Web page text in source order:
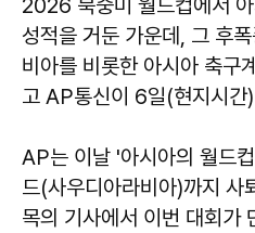
2026 북중미 월드컵에서
성적을 거둔 가운데, 그 후
비아를 비롯한 아시아 축구
고 AP통신이 6일(현지시간
AP는 이날 '아시아의 월드
드(사우디아라비아)까지 사
목의 기사에서 이번 대회가